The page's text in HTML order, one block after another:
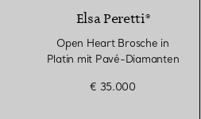
Elsa Peretti®
Open Heart Brosche in
Platin mit Pavé-Diamanten
€ 35.000